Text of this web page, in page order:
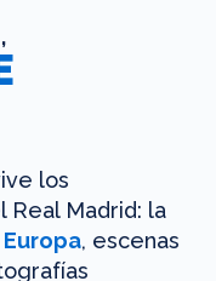
los
Real Madrid: la
Europa, escenas